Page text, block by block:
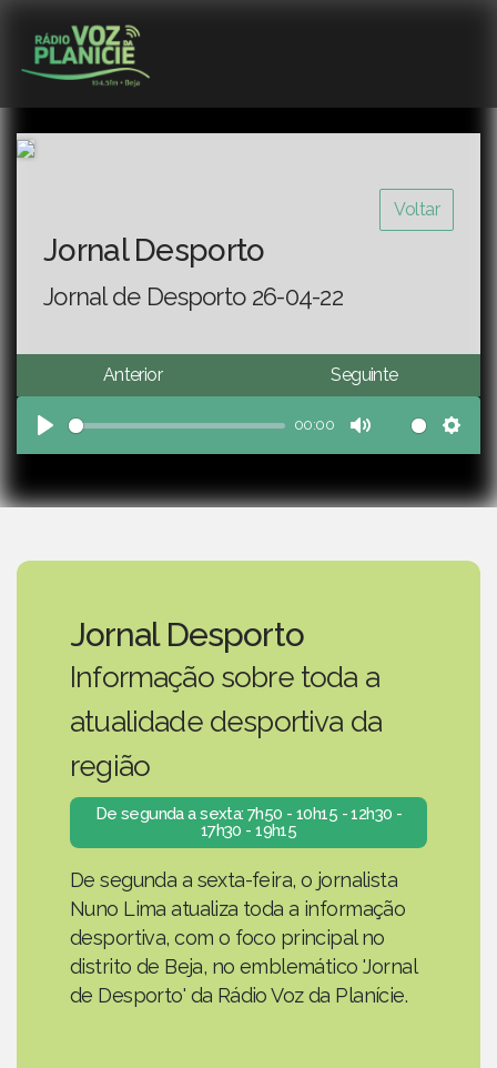
Voltar
Jornal Desporto
Jornal de Desporto 26-04-22
Anterior Seguinte
Play
00:00
Mute
Jornal Desporto
Informação sobre toda a
atualidade desportiva da
região
De segunda a sexta: 7h50 - 10h15 - 12h30 -
17h30 - 19h15
De segunda a sexta-feira, o jornalista
Nuno Lima atualiza toda a informação
desportiva, com o foco principal no
distrito de Beja, no emblemático 'Jornal
de Desporto' da Rádio Voz da Planície.